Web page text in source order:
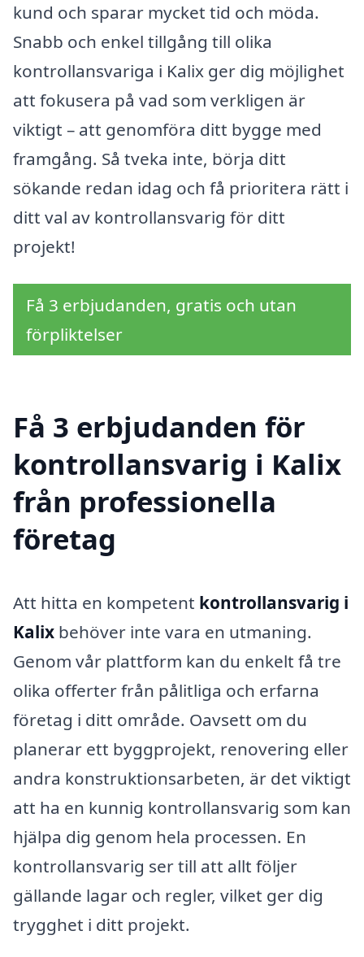
kund och sparar mycket tid och möda.
Snabb och enkel tillgång till olika
kontrollansvariga i Kalix ger dig möjlighet
att fokusera på vad som verkligen är
viktigt – att genomföra ditt bygge med
framgång. Så tveka inte, börja ditt
sökande redan idag och få prioritera rätt i
ditt val av kontrollansvarig för ditt
projekt!
Få 3 erbjudanden, gratis och utan
förpliktelser
Få 3 erbjudanden för
kontrollansvarig i Kalix
från professionella
företag
Att hitta en kompetent kontrollansvarig i
Kalix behöver inte vara en utmaning.
Genom vår plattform kan du enkelt få tre
olika offerter från pålitliga och erfarna
företag i ditt område. Oavsett om du
planerar ett byggprojekt, renovering eller
andra konstruktionsarbeten, är det viktigt
att ha en kunnig kontrollansvarig som kan
hjälpa dig genom hela processen. En
kontrollansvarig ser till att allt följer
gällande lagar och regler, vilket ger dig
trygghet i ditt projekt.